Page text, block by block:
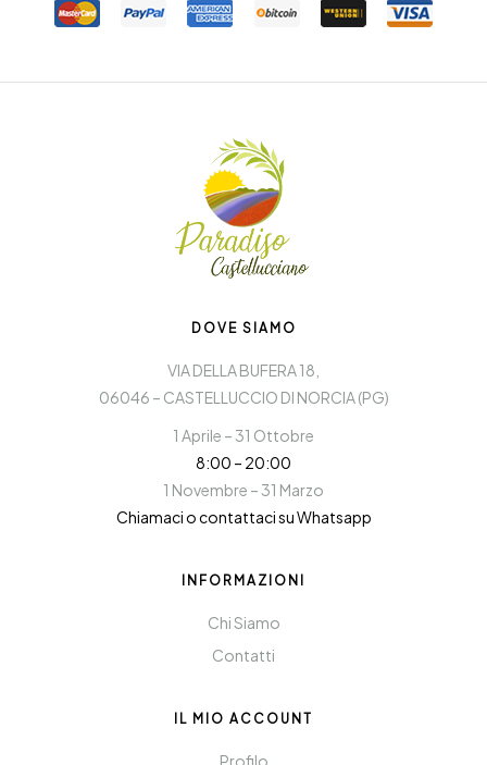
DOVE SIAMO
VIA DELLA BUFERA 18,
06046 – CASTELLUCCIO DI NORCIA (PG)
1 Aprile – 31 Ottobre
8:00 – 20:00
1 Novembre – 31 Marzo
Chiamaci o contattaci su Whatsapp
INFORMAZIONI
Chi Siamo
Contatti
IL MIO ACCOUNT
Profilo